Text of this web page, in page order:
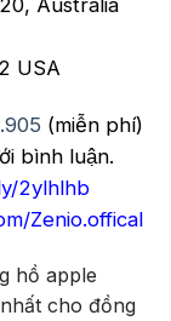
Australia
USA
(miễn phí)
bình luận.
2ylhlhb
Zenio.offical
hồ apple
cho đồng